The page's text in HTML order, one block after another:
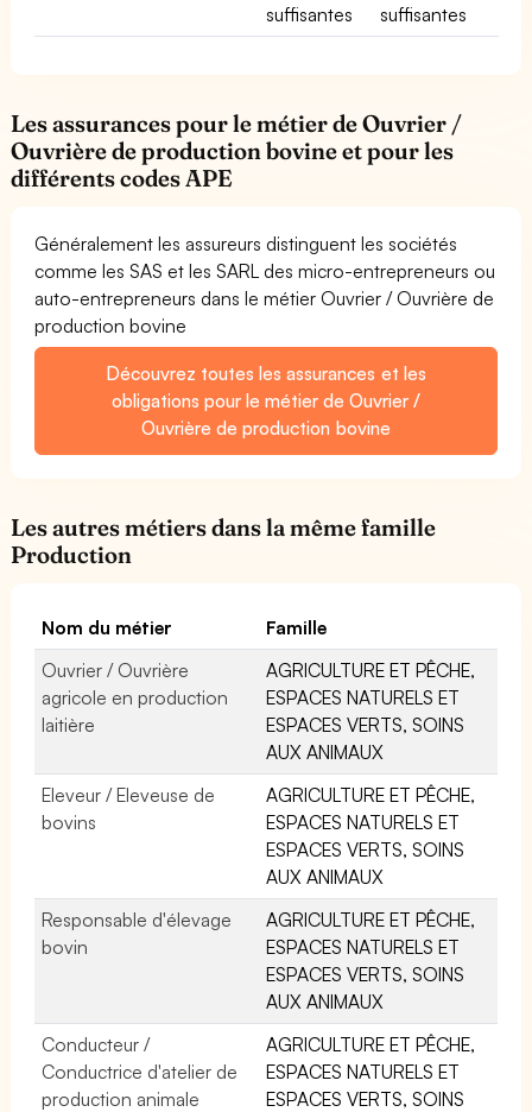
suffisantes
suffisantes
Les assurances pour le métier de Ouvrier /
Ouvrière de production bovine et pour les
différents codes APE
Généralement les assureurs distinguent les sociétés
comme les SAS et les SARL des micro-entrepreneurs ou
auto-entrepreneurs dans le métier Ouvrier / Ouvrière de
production bovine
Découvrez toutes les assurances et les
obligations pour le métier de Ouvrier /
Ouvrière de production bovine
Les autres métiers dans la même famille
Production
Nom du métier
Famille
Ouvrier / Ouvrière
agricole en production
laitière
AGRICULTURE ET PÊCHE,
ESPACES NATURELS ET
ESPACES VERTS, SOINS
AUX ANIMAUX
Eleveur / Eleveuse de
bovins
AGRICULTURE ET PÊCHE,
ESPACES NATURELS ET
ESPACES VERTS, SOINS
AUX ANIMAUX
Responsable d'élevage
bovin
AGRICULTURE ET PÊCHE,
ESPACES NATURELS ET
ESPACES VERTS, SOINS
AUX ANIMAUX
Conducteur /
Conductrice d'atelier de
production animale
AGRICULTURE ET PÊCHE,
ESPACES NATURELS ET
ESPACES VERTS, SOINS